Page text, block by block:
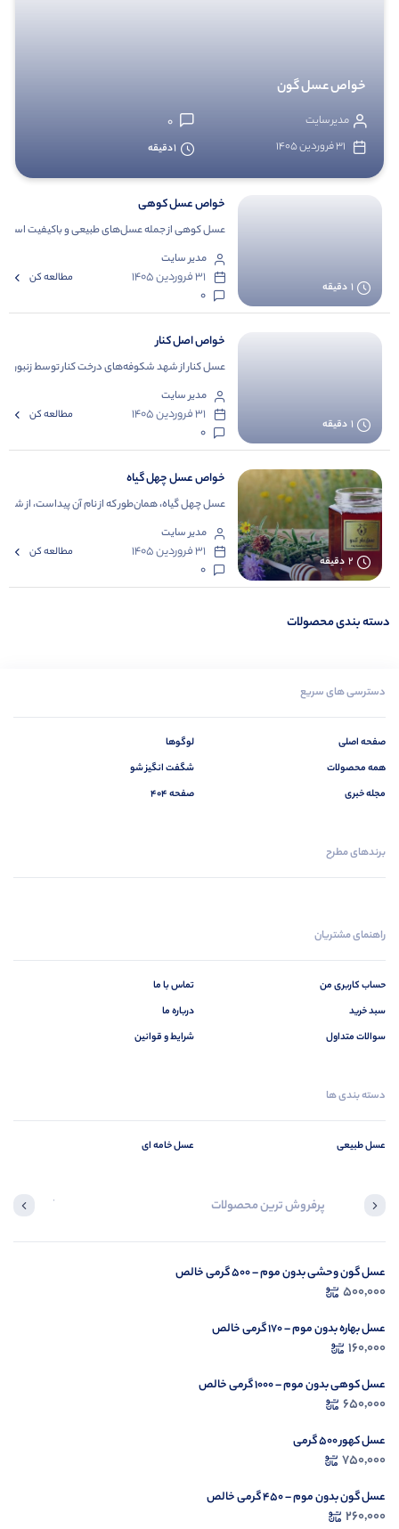
خواص عسل گون
مدیر سایت
۳۱ فروردین ۱۴۰۵
0
1دقیقه
1 دقیقه
خواص عسل کوهی
عسل کوهی از جمله عسل‌های طبیعی و باکیفیت است
مدیر سایت
۳۱ فروردین ۱۴۰۵
0
مطالعه کن
1 دقیقه
خواص اصل کنار
عسل کنار از شهد شکوفه‌های درخت کنار توسط
مدیر سایت
۳۱ فروردین ۱۴۰۵
0
مطالعه کن
2 دقیقه
خواص عسل چهل گیاه
عسل چهل گیاه، همان‌طور که از نام آن پیداست، از
مدیر سایت
۳۱ فروردین ۱۴۰۵
0
مطالعه کن
دسته بندی محصولات
دسترسی های سریع
صفحه اصلی
همه محصولات
مجله خبری
لوگوها
شگفت انگیز شو
صفحه 404
برندهای مطرح
راهنمای مشتریان
حساب کاربری من
سبد خرید
سوالات متداول
تماس با ما
درباره ما
شرایط و قوانین
دسته بندی ها
عسل طبیعی عسل خامه ای
پرفروش ترین محصولات آخرین
عسل گون وحشی بدون موم – ۵۰۰ گرمی خالص
500,000
عسل بهاره بدون موم – ۱۷۰ گرمی خالص
160,000
عسل کوهی بدون موم – ۱۰۰۰ گرمی خالص
650,000
عسل کهور 500 گرمی
750,000
عسل گون بدون موم – ۴۵۰ گرمی خالص
260,000